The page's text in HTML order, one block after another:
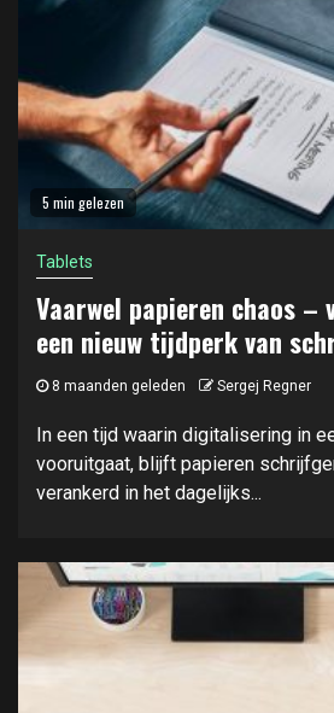
5 min gelezen
Tablets
Vaarwel papieren chaos –
een nieuw tijdperk van
8 maanden geleden Sergej Regner
In een tijd waarin digitalisering in
vooruitgaat, blijft papieren
verankerd in het dagelijks...